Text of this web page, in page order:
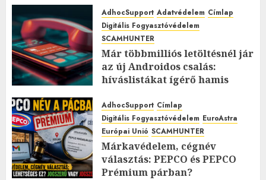
AdhocSupport Adatvédelem Címlap
Digitális Fogyasztóvédelem
SCAMHUNTER
Már többmilliós letöltésnél jár
az új Androidos csalás:
híváslistákat ígérő hamis
felhasználókat
2026.MÁJUS.19. KEDD. 0 0
AdhocSupport Címlap
Digitális Fogyasztóvédelem EuroAstra
Európai Unió SCAMHUNTER
Márkavédelem, cégnév
választás: PEPCO és PEPCO
Prémium párban?